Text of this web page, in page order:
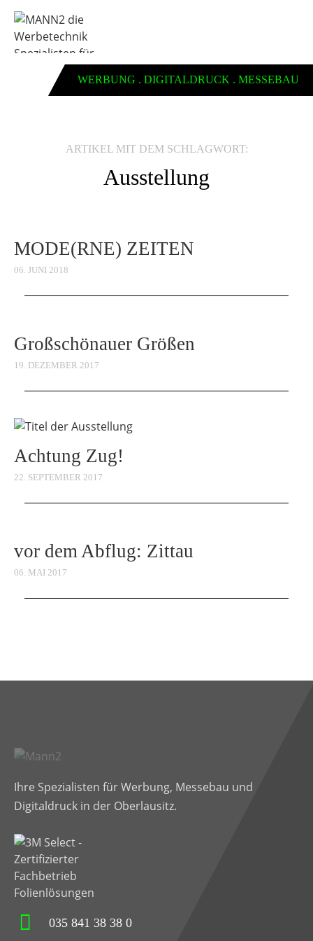
WERBUNG . DIGITALDRUCK . MESSEBAU
ARTIKEL MIT DEM SCHLAGWORT:
Ausstellung
MODE(RNE) ZEITEN
06. JUNI 2018
Großschönauer Größen
19. DEZEMBER 2017
Achtung Zug!
22. SEPTEMBER 2017
vor dem Abflug: Zittau
06. MAI 2017
Ihre Spezialisten für Werbung, Messebau und
Digitaldruck in der Oberlausitz.
035 841 38 38 0